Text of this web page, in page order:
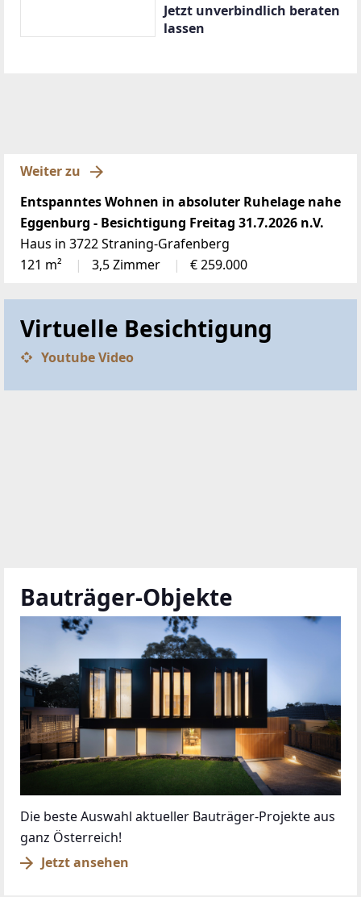
Jetzt unverbindlich beraten
lassen
Weiter zu
Entspanntes Wohnen in absoluter Ruhelage nahe
Eggenburg - Besichtigung Freitag 31.7.2026 n.V.
Haus in 3722 Straning-Grafenberg
121 m²
3,5 Zimmer € 259.000
Virtuelle Besichtigung
Youtube Video
Bauträger-Objekte
Die beste Auswahl aktueller Bauträger-Projekte aus
ganz Österreich!
Jetzt ansehen